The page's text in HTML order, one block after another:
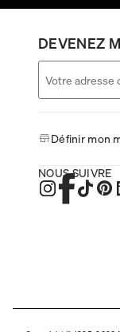
DEVENEZ
Définir mon
NOUS SUIVRE